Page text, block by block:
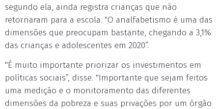
segundo ela, ainda registra crianças que não
retornaram para a escola. "O analfabetismo é uma das
dimensões que preocupam bastante, chegando a 3,1%
das crianças e adolescentes em 2020”.
"É muito importante priorizar os investimentos em
políticas sociais”, disse. "Importante que sejam feitos
uma medição e o monitoramento das diferentes
dimensões da pobreza e suas privações por um órgão